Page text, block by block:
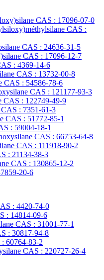
CAS : 17096-07-0
CAS :
CAS : 24636-31-5
CAS : 17096-12-7
: 4369-14-6
CAS : 13732-00-8
CAS : 54586-78-6
CAS : 121177-93-3
CAS : 122749-49-9
: 7351-61-3
CAS : 51772-85-1
: 59004-18-1
CAS : 66753-64-8
CAS : 111918-90-2
: 21134-38-3
CAS : 130865-12-2
20-6
: 4420-74-0
: 14814-09-6
CAS : 31001-77-1
: 30817-94-8
60764-83-2
CAS : 220727-26-4